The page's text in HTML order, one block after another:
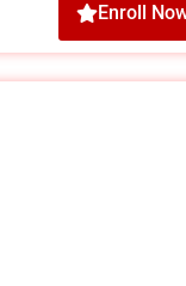
Enroll